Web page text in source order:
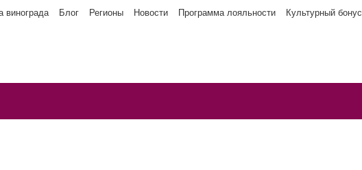
винограда Блог Регионы Новости Программа лояльности Культурный бонус